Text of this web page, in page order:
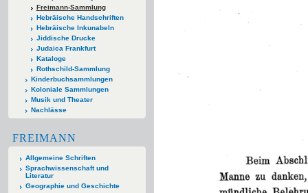
Freimann-Sammlung
Hebräische Handschriften
Hebräische Inkunabeln
Jiddische Drucke
Judaica Frankfurt
Kataloge
Rothschild-Sammlung
Kinderbuchsammlungen
Koloniale Sammlungen
Musik und Theater
Nachlässe
FREIMANN
Allgemeine Schriften
Sprachwissenschaft und
Literatur
Geographie und Geschichte